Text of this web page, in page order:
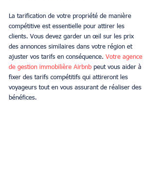
La tarification de votre propriété de manière
compétitive est essentielle pour attirer les
clients. Vous devez garder un œil sur les prix
des annonces similaires dans votre région et
ajuster vos tarifs en conséquence. Votre agence
de gestion immobilière Airbnb peut vous aider à
fixer des tarifs compétitifs qui attireront les
voyageurs tout en vous assurant de réaliser des
bénéfices.